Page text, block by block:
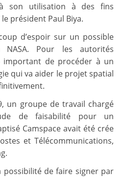
son utilisation à des fins
président Paul Biya.
d’espoir sur un possible
Pour les autorités
important de procéder à un
qui va aider le projet spatial
un groupe de travail chargé
de faisabilité pour un
Camspace avait été crée
et Télécommunications,
possibilité de faire signer par